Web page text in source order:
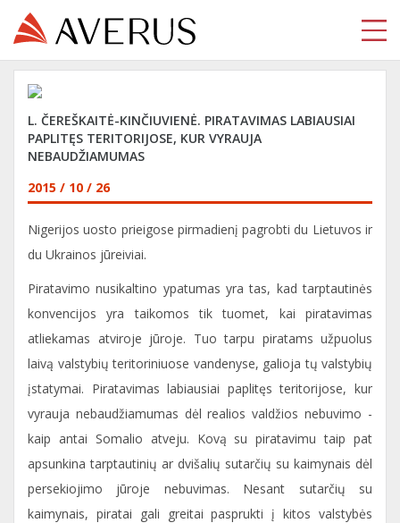
L. ČEREŠKAITĖ-KINČIUVIENĖ. PIRATAVIMAS LABIAUSIAI
PAPLITĘS TERITORIJOSE, KUR VYRAUJA
NEBAUDŽIAMUMAS
2015 / 10 / 26
Nigerijos uosto prieigose pirmadienį pagrobti du Lietuvos ir
du Ukrainos jūreiviai.
Piratavimo nusikaltino ypatumas yra tas, kad tarptautinės
konvencijos yra taikomos tik tuomet, kai piratavimas
atliekamas atviroje jūroje. Tuo tarpu piratams užpuolus
laivą valstybių teritoriniuose vandenyse, galioja tų valstybių
įstatymai. Piratavimas labiausiai paplitęs teritorijose, kur
vyrauja nebaudžiamumas dėl realios valdžios nebuvimo -
kaip antai Somalio atveju. Kovą su piratavimu taip pat
apsunkina tarptautinių ar dvišalių sutarčių su kaimynais dėl
persekiojimo jūroje nebuvimas. Nesant sutarčių su
kaimynais, piratai gali greitai pasprukti į kitos valstybės